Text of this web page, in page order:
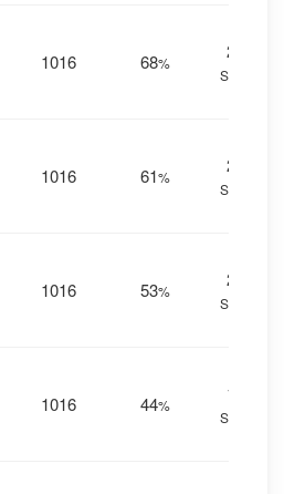
1016 68%
22
SSW
1016 61%
21
SSW
1016 53%
20
SSW
1016 44%
19
SSW